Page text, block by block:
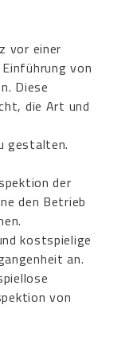
vor einer
von
Diese
die Art und
gestalten.
der
den Betrieb
kostspielige
an.
von